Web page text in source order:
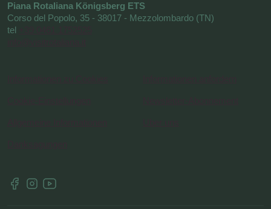
Piana Rotaliana Königsberg ETS
Corso del Popolo, 35 - 38017 - Mezzolombardo (TN)
tel